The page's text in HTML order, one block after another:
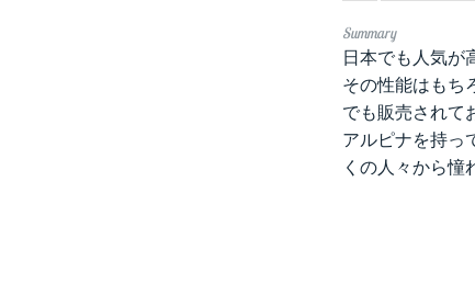
日本でも人気が
その性能はもち
でも販売されて
アルピナを持っ
くの人々から憧